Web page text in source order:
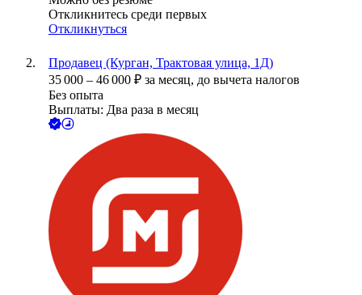
Откликнитесь среди первых
Откликнуться
Продавец (Курган, Трактовая улица, 1Д)
35 000 – 46 000 ₽ за месяц, до вычета налогов
Без опыта
Выплаты: Два раза в месяц